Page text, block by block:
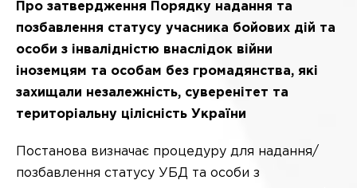
Про затвердження Порядку надання та
позбавлення статусу учасника бойових дій та
особи з інвалідністю внаслідок війни
іноземцям та особам без громадянства, які
захищали незалежність, суверенітет та
територіальну цілісність України
Постанова визначає процедуру для надання/
позбавлення статусу УБД та особи з